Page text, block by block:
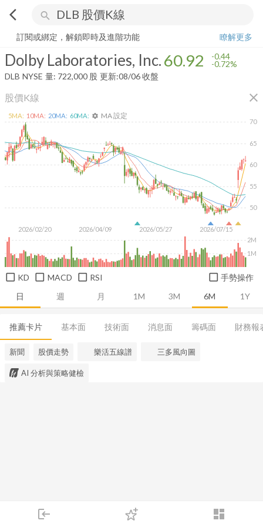
arrow_back_ios search
login dashboard
下單
Dolby Laboratories, Inc. 60.92-0.72%
訂閱或綁定，解鎖即時及進階功能
瞭解更多
Dolby Laboratories, Inc.60.92 -0.44
-0.72%
DLB NYSE 量: 722,000 股 更新:08/06 收盤
股價K線 close
日 週 月 1M 3M 6M 1Y
2026/02/20 2026/04/09 2026/05/27 2026/07/15
50
55
60
65
70
1M
2M
5MA: 10MA: 20MA: 60MA: settings MA 設定
KD MACD RSI 手勢操作
推薦卡片 基本面 技術面 消息面 籌碼面 財務報
新聞 股價走勢 樂活五線譜 三多風向圖
AI 分析與策略健檢